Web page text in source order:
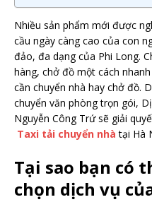
Nhiều sản phẩm mới được
cầu ngày càng cao của con
đảo, đa dạng của Phi Long.
hàng, chở đồ một cách
cần chuyển nhà hay chở đồ.
chuyển văn phòng trọn gói,
Nguyễn Công Trứ sẽ giải
Taxi tải chuyển nhà tại Hà
Tại sao bạn có
chọn dịch vụ